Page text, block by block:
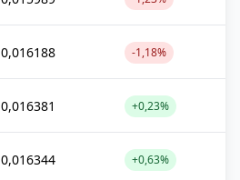
0,016188 -1,18%
0,016381 +0,23%
0,016344 +0,63%